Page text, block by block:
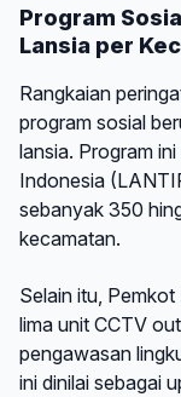
Program
Lansia per
Rangkaian
program sosial
lansia. Program
Indonesia
sebanyak 350
kecamatan.
Selain itu,
lima unit CCTV
pengawasan
ini dinilai sebagai